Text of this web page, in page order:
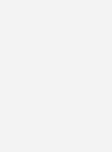
geringe Veränderungen der
neue Dynamik in der Branche
(kw)
der Brnache im Blick
unseren kostenlosen
Erneuerbarer gefordert